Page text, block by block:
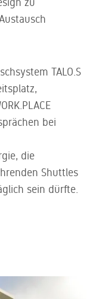
TALO.S
bei
die
Shuttles
sein dürfte.